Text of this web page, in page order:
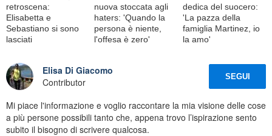
retroscena:
Elisabetta e
Sebastiano si sono
lasciati
nuova stoccata agli
haters: 'Quando la
persona è niente,
l'offesa è zero'
dedica del suocero:
'La pazza della
famiglia Martinez, io
la amo'
Elisa Di Giacomo
Contributor
SEGUI
Mi piace l'informazione e voglio raccontare la mia visione delle cose
a più persone possibili tanto che, appena trovo l’ispirazione sento
subito il bisogno di scrivere qualcosa.